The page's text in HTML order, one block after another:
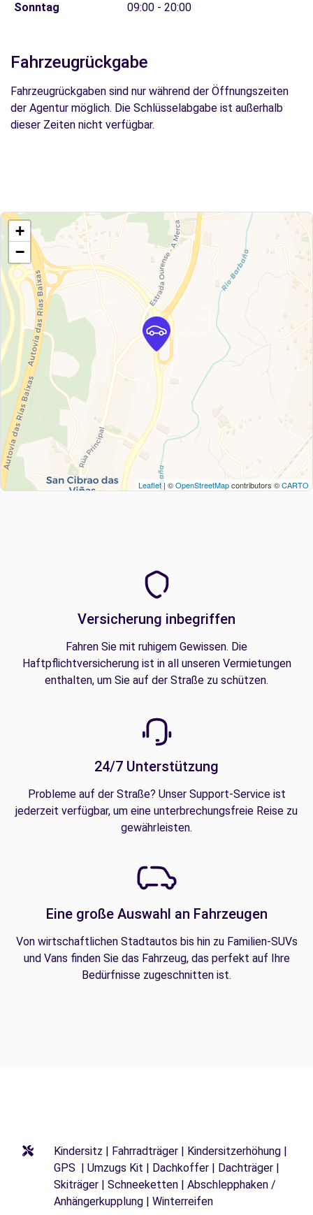
Sonntag
09:00 - 20:00
Fahrzeugrückgabe
Fahrzeugrückgaben sind nur während der Öffnungszeiten
der Agentur möglich. Die Schlüsselabgabe ist außerhalb
dieser Zeiten nicht verfügbar.
+
−
Leaflet| ©OpenStreetMapcontributors ©CARTO
Versicherung inbegriffen
Fahren Sie mit ruhigem Gewissen. Die
Haftpflichtversicherung ist in all unseren Vermietungen
enthalten, um Sie auf der Straße zu schützen.
24/7 Unterstützung
Probleme auf der Straße? Unser Support-Service ist
jederzeit verfügbar, um eine unterbrechungsfreie Reise zu
gewährleisten.
Eine große Auswahl an Fahrzeugen
Von wirtschaftlichen Stadtautos bis hin zu Familien-SUVs
und Vans finden Sie das Fahrzeug, das perfekt auf Ihre
Bedürfnisse zugeschnitten ist.
Kindersitz | Fahrradträger | Kindersitzerhöhung |
GPS | Umzugs Kit | Dachkoffer | Dachträger |
Skiträger | Schneeketten | Abschlepphaken /
Anhängerkupplung | Winterreifen